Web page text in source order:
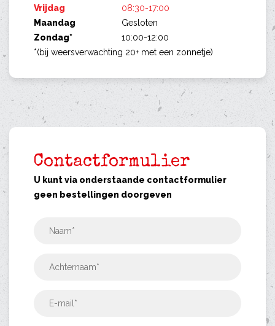
Vrijdag
08:30-17:00
Maandag
Gesloten
Zondag*
10:00-12:00
*(bij weersverwachting 20+ met een zonnetje)
Contactformulier
U kunt via onderstaande contactformulier
geen bestellingen doorgeven